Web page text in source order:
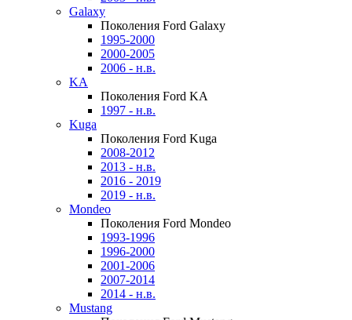
Galaxy
Поколения Ford Galaxy
1995-2000
2000-2005
2006 - н.в.
KA
Поколения Ford KA
1997 - н.в.
Kuga
Поколения Ford Kuga
2008-2012
2013 - н.в.
2016 - 2019
2019 - н.в.
Mondeo
Поколения Ford Mondeo
1993-1996
1996-2000
2001-2006
2007-2014
2014 - н.в.
Mustang